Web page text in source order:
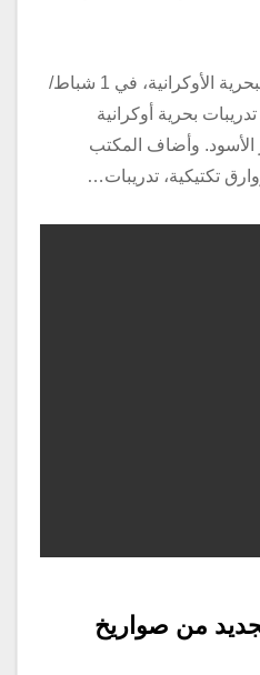
قال المكتب الصحفي في البحرية الأوكرانية، في 1 شباط/
بحرية أوكرانية
الأسود. وأضاف المكتب
تكتيكية، تدريبات…
من صواريخ